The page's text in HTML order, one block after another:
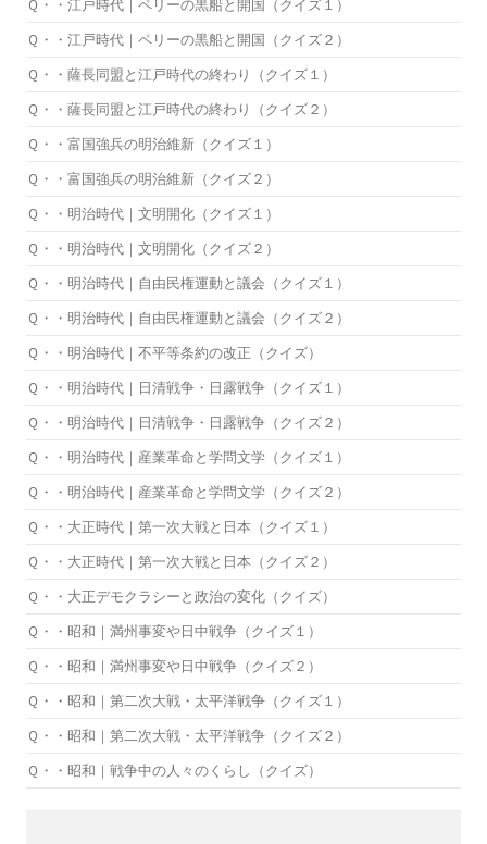
Ｑ・・江戸時代｜ペリーの黒船と開国（クイズ１）
Ｑ・・江戸時代｜ペリーの黒船と開国（クイズ２）
Ｑ・・薩長同盟と江戸時代の終わり（クイズ１）
Ｑ・・薩長同盟と江戸時代の終わり（クイズ２）
Ｑ・・富国強兵の明治維新（クイズ１）
Ｑ・・富国強兵の明治維新（クイズ２）
Ｑ・・明治時代｜文明開化（クイズ１）
Ｑ・・明治時代｜文明開化（クイズ２）
Ｑ・・明治時代｜自由民権運動と議会（クイズ１）
Ｑ・・明治時代｜自由民権運動と議会（クイズ２）
Ｑ・・明治時代｜不平等条約の改正（クイズ）
Ｑ・・明治時代｜日清戦争・日露戦争（クイズ１）
Ｑ・・明治時代｜日清戦争・日露戦争（クイズ２）
Ｑ・・明治時代｜産業革命と学問文学（クイズ１）
Ｑ・・明治時代｜産業革命と学問文学（クイズ２）
Ｑ・・大正時代｜第一次大戦と日本（クイズ１）
Ｑ・・大正時代｜第一次大戦と日本（クイズ２）
Ｑ・・大正デモクラシーと政治の変化（クイズ）
Ｑ・・昭和｜満州事変や日中戦争（クイズ１）
Ｑ・・昭和｜満州事変や日中戦争（クイズ２）
Ｑ・・昭和｜第二次大戦・太平洋戦争（クイズ１）
Ｑ・・昭和｜第二次大戦・太平洋戦争（クイズ２）
Ｑ・・昭和｜戦争中の人々のくらし（クイズ）